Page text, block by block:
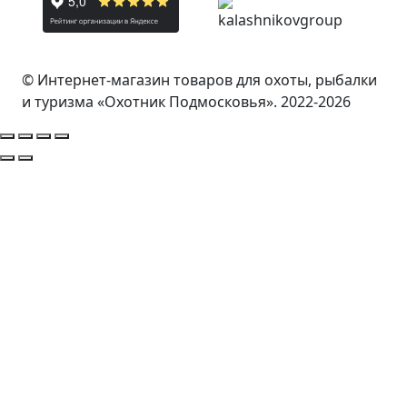
© Интернет-магазин товаров для охоты, рыбалки
и туризма «Охотник Подмосковья». 2022-2026